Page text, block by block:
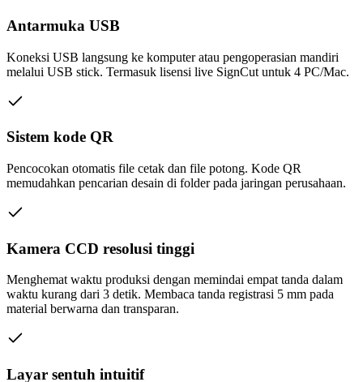
Antarmuka USB
Koneksi USB langsung ke komputer atau pengoperasian mandiri
melalui USB stick. Termasuk lisensi live SignCut untuk 4 PC/Mac.
Sistem kode QR
Pencocokan otomatis file cetak dan file potong. Kode QR
memudahkan pencarian desain di folder pada jaringan perusahaan.
Kamera CCD resolusi tinggi
Menghemat waktu produksi dengan memindai empat tanda dalam
waktu kurang dari 3 detik. Membaca tanda registrasi 5 mm pada
material berwarna dan transparan.
Layar sentuh intuitif